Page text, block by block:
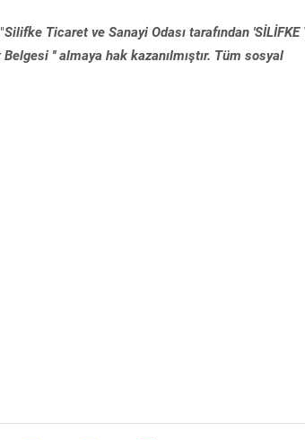
Silifke Ticaret ve Sanayi Odası tarafından 'SİLİFKE
'' almaya hak kazanılmıştır. Tüm sosyal